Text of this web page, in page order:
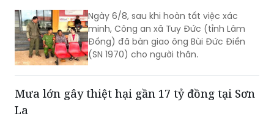
Ngày 6/8, sau khi hoàn tất việc xác
minh, Công an xã Tuy Đức (tỉnh Lâm
Đồng) đã bàn giao ông Bùi Đức Điền
(SN 1970) cho người thân.
Mưa lớn gây thiệt hại gần 17 tỷ đồng tại Sơn
La